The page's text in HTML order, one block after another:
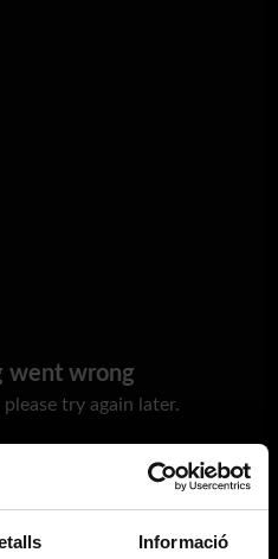
Informació
went wrong
try again later.
again